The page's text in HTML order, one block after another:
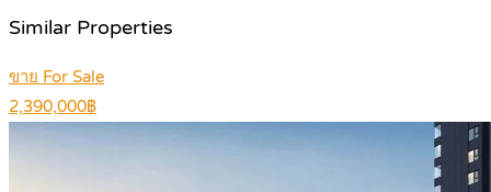
Similar Properties
ขาย For Sale
2,390,000฿